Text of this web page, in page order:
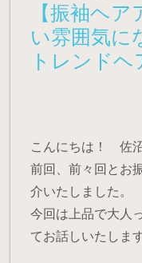
【振袖ヘ
い雰囲気に
トレンド
こんにちは！ 佐沼
前回、前々回とお
介いたしました。
今回は上品で大人
てお話しいたしま